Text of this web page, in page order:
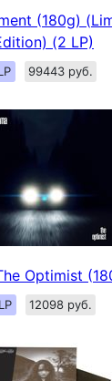
(180g)
(2 LP)
99443 руб.
Optimist
12098 руб.